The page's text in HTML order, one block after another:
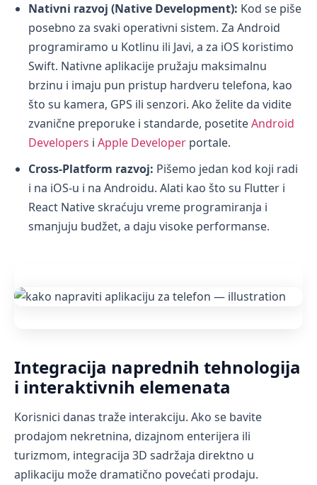
Nativni razvoj (Native Development): Kod se piše
posebno za svaki operativni sistem. Za Android
programiramo u Kotlinu ili Javi, a za iOS koristimo
Swift. Nativne aplikacije pružaju maksimalnu
brzinu i imaju pun pristup hardveru telefona, kao
što su kamera, GPS ili senzori. Ako želite da vidite
zvanične preporuke i standarde, posetiteAndroid
Developers i Apple Developer portale.
Cross-Platform razvoj: Pišemo jedan kod koji radi
i na iOS-u i na Androidu. Alati kao što su Flutter i
React Native skraćuju vreme programiranja i
smanjuju budžet, a daju visoke performanse.
Integracija naprednih tehnologija
i interaktivnih elemenata
Korisnici danas traže interakciju. Ako se bavite
prodajom nekretnina, dizajnom enterijera ili
turizmom, integracija 3D sadržaja direktno u
aplikaciju može dramatično povećati prodaju.